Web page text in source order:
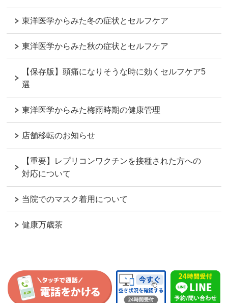
東洋医学からみた冬の症状とセルフケア
東洋医学からみた秋の症状とセルフケア
【保存版】頭痛になりそうな時に効くセルフケア5
選
東洋医学からみた梅雨時期の健康管理
店舗移転のお知らせ
【重要】レプリコンワクチンを接種された方への
対応について
当院でのマスク着用について
健康万歳茶